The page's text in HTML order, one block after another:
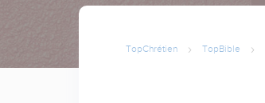
TopChrétien TopBible